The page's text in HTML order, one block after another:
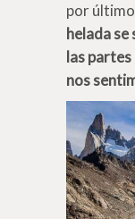
por
helada
las
nos